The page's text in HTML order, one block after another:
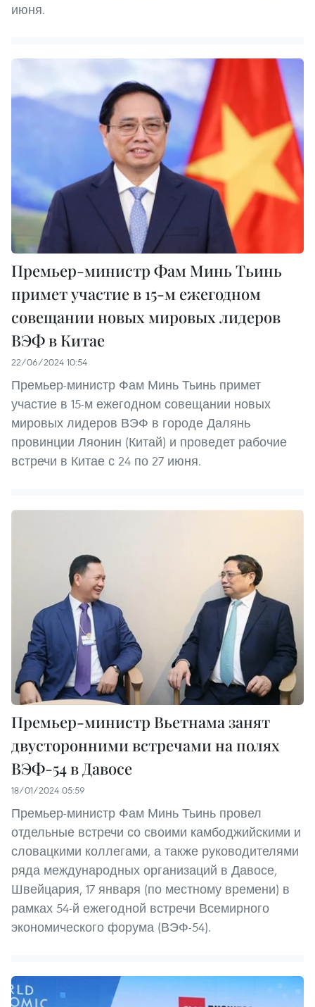
июня.
Премьер-министр Фам Минь Тьинь
примет участие в 15-м ежегодном
совещании новых мировых лидеров
ВЭФ в Китае
22/06/2024 10:54
Премьер-министр Фам Минь Тьинь примет
участие в 15-м ежегодном совещании новых
мировых лидеров ВЭФ в городе Далянь
провинции Ляонин (Китай) и проведет рабочие
встречи в Китае с 24 по 27 июня.
Премьер-министр Вьетнама занят
двусторонними встречами на полях
ВЭФ-54 в Давосе
18/01/2024 05:59
Премьер-министр Фам Минь Тьинь провел
отдельные встречи со своими камбоджийскими и
словацкими коллегами, а также руководителями
ряда международных организаций в Давосе,
Швейцария, 17 января (по местному времени) в
рамках 54-й ежегодной встречи Всемирного
экономического форума (ВЭФ-54).